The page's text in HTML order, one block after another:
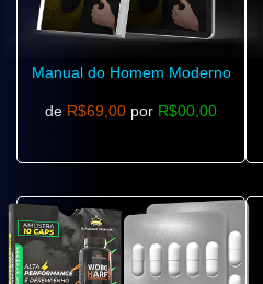
Manual do Homem Moderno
de R$69,00 por R$00,00